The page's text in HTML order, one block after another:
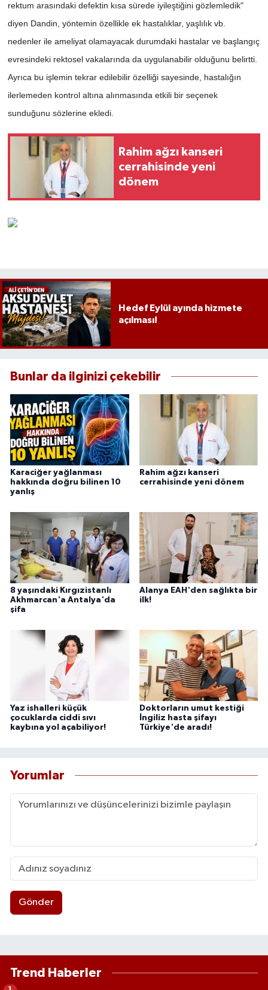
rektum arasındaki defektin kısa sürede iyileştiğini gözlemledik"
diyen Dandin, yöntemin özellikle ek hastalıklar, yaşlılık vb.
nedenler ile ameliyat olamayacak durumdaki hastalar ve başlangıç
evresindeki rektosel vakalarında da uygulanabilir olduğunu belirtti.
Ayrıca bu işlemin tekrar edilebilir özelliği sayesinde, hastalığın
ilerlemeden kontrol altına alınmasında etkili bir seçenek
sunduğunu sözlerine ekledi.
Rahim ağzı kanseri
cerrahisinde yeni
dönem
Hedef Eylül ayında hizmete
açılması!
Bunlar da ilginizi çekebilir
Karaciğer yağlanması
hakkında doğru bilinen 10
yanlış
Rahim ağzı kanseri
cerrahisinde yeni dönem
8 yaşındaki Kırgızistanlı
Akhmarcan'a Antalya'da
şifa
Alanya EAH'den sağlıkta bir
ilk!
Yaz ishalleri küçük
çocuklarda ciddi sıvı
kaybına yol açabiliyor!
Doktorların umut kestiği
İngiliz hasta şifayı
Türkiye'de aradı!
Yorumlar
Gönder
Trend Haberler